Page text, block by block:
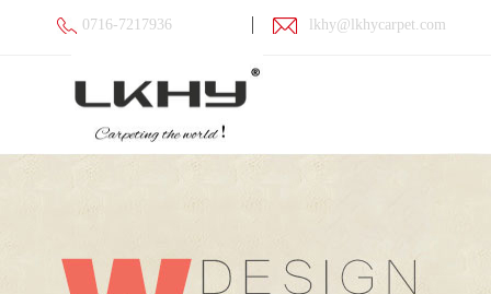
0716-7217936 lkhy@lkhycarpet.com